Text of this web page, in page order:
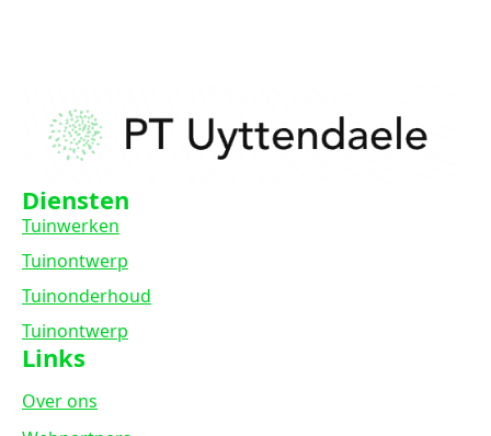
Diensten
Tuinwerken
Tuinontwerp
Tuinonderhoud
Tuinontwerp
Links
Over ons